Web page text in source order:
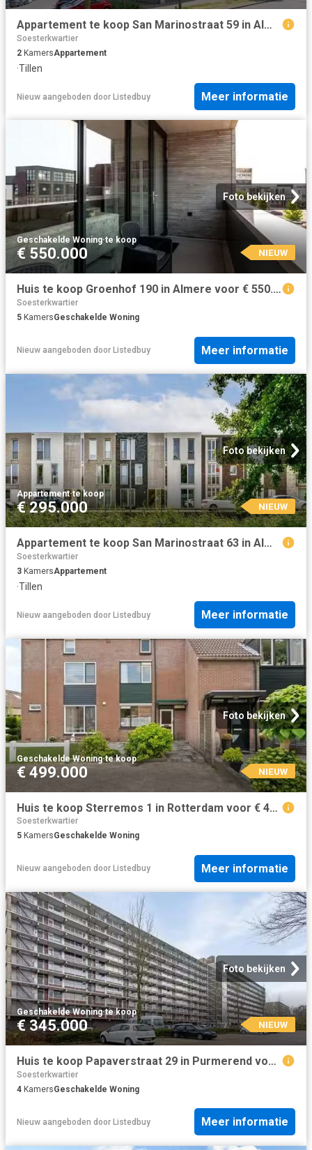
Appartement te koop San Marinostraat 59 in Almere voor € 285.000
Soesterkwartier
2 KamersAppartement
·Tillen
Nieuw aangeboden door Listedbuy Meer informatie
Foto bekijken
Geschakelde Woning·te koop
€ 550.000 NIEUW
Huis te koop Groenhof 190 in Almere voor € 550.000
Soesterkwartier
5 KamersGeschakelde Woning
Nieuw aangeboden door Listedbuy Meer informatie
Foto bekijken
Appartement·te koop
€ 295.000 NIEUW
Appartement te koop San Marinostraat 63 in Almere voor € 295.000
Soesterkwartier
3 KamersAppartement
·Tillen
Nieuw aangeboden door Listedbuy Meer informatie
Foto bekijken
Geschakelde Woning·te koop
€ 499.000 NIEUW
Huis te koop Sterremos 1 in Rotterdam voor € 499.000
Soesterkwartier
5 KamersGeschakelde Woning
Nieuw aangeboden door Listedbuy Meer informatie
Foto bekijken
Geschakelde Woning·te koop
€ 345.000 NIEUW
Huis te koop Papaverstraat 29 in Purmerend voor € 345.000
Soesterkwartier
4 KamersGeschakelde Woning
Nieuw aangeboden door Listedbuy Meer informatie